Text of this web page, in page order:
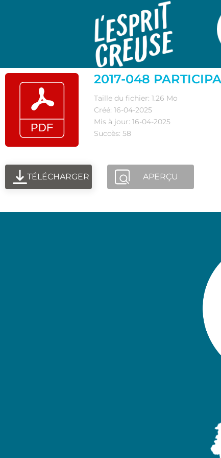
2017-048
Taille du fichier: 1.26 Mo
Créé: 16-04-2025
Mis à jour: 16-04-2025
Succès: 58
TÉLÉCHARGER APERÇU